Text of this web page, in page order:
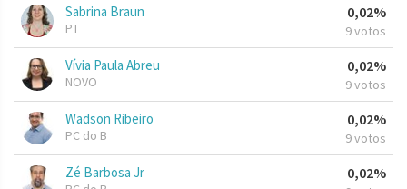
Sabrina Braun
PT
0,02%
9 votos
Vívia Paula Abreu
NOVO
0,02%
9 votos
Wadson Ribeiro
PC do B
0,02%
9 votos
Zé Barbosa Jr 0,02%